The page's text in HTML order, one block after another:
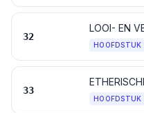
32
HOOFDSTUK
33
HOOFDSTUK